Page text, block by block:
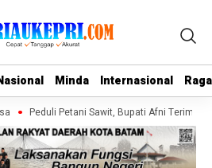
Minda Internasional
Minda Internasional
Peduli Petani Sawit, Bupati Afni Terima